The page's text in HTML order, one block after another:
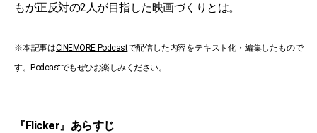
もが正反対の2人が目指した映画づくりとは。
※本記事はCINEMORE Podcastで配信した内容をテキスト化・編集したもので
す。Podcastでもぜひお楽しみください。
『Flicker』あらすじ